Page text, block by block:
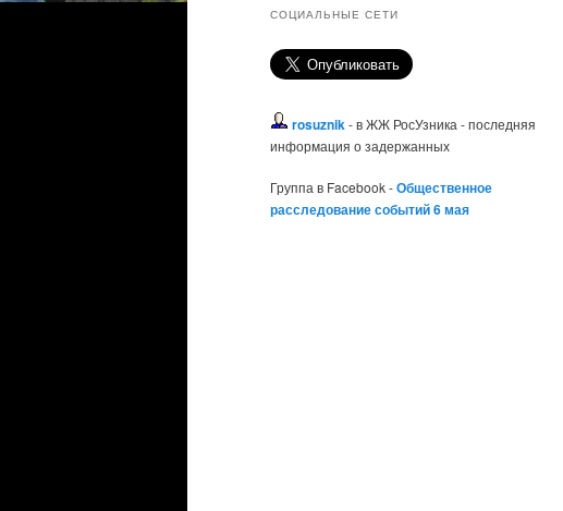
СОЦИАЛЬНЫЕ СЕТИ
rosuznik- в ЖЖ РосУзника - последняя
информация о задержанных
Группа в Facebook -Общественное
расследование событий 6 мая